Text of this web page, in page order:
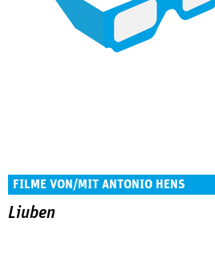
FILME VON/MIT ANTONIO HENS
Liuben